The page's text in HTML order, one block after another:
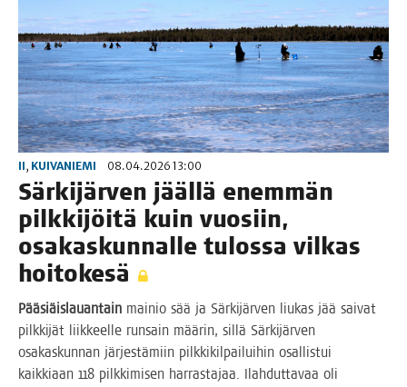
II, KUIVANIEMI 08.04.2026 13:00
Sär­ki­jär­ven jääl­lä enem­män
pilk­ki­jöi­tä kuin vuo­siin,
osa­kas­kun­nal­le tulos­sa vil­kas
hoitokesä
Pää­siäis­lau­an­tain mai­nio sää ja Sär­ki­jär­ven liu­kas jää sai­vat
pilk­ki­jät liik­keel­le run­sain mää­rin, sil­lä Sär­ki­jär­ven
osa­kas­kun­nan jär­jes­tä­miin pilk­ki­kil­pai­lui­hin osal­lis­tui
kaik­ki­aan 118 pilk­ki­mi­sen har­ras­ta­jaa. Ilah­dut­ta­vaa oli